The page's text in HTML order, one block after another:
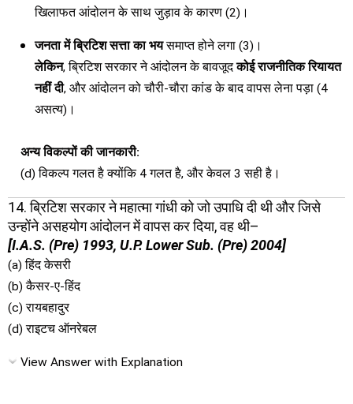
खिलाफत आंदोलन के साथ जुड़ाव के कारण (2)।
जनता में ब्रिटिश सत्ता का भयसमाप्त होने लगा (3)।
लेकिन, ब्रिटिश सरकार ने आंदोलन के बावजूदकोई राजनीतिक रियायत
नहीं दी, और आंदोलन को चौरी-चौरा कांड के बाद वापस लेना पड़ा (4
असत्य)।
अन्य विकल्पों की जानकारी:
(d) विकल्प गलत है क्योंकि 4 गलत है, और केवल 3 सही है।
14. ब्रिटिश सरकार ने महात्मा गांधी को जो उपाधि दी थी और जिसे
उन्होंने असहयोग आंदोलन में वापस कर दिया, वह थी–
[I.A.S. (Pre) 1993, U.P. Lower Sub. (Pre) 2004]
(a) हिंद केसरी
(b) कैसर-ए-हिंद
(c) रायबहादुर
(d) राइटच ऑनरेबल
View Answer with Explanation